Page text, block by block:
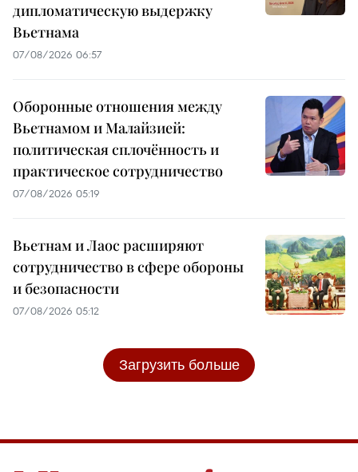
дипломатическую выдержку
Вьетнама
07/08/2026 06:57
Оборонные отношения между
Вьетнамом и Малайзией:
политическая сплочённость и
практическое сотрудничество
07/08/2026 05:19
Вьетнам и Лаос расширяют
сотрудничество в сфере обороны
и безопасности
07/08/2026 05:12
Загрузить больше